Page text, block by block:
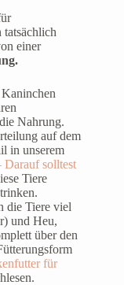
einer
Nahrung.
auf dem
in unserem
solltest
Tiere
die Tiere viel
und Heu,
über den
für